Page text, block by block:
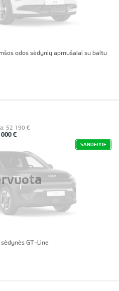
odos sėdynių apmušalai su baltu
52 190 €
€
SANDĖLYJE
GT-Line